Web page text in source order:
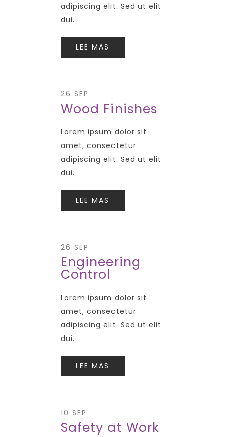
adipiscing elit. Sed ut elit
dui.
LEE MAS
26 SEP
Wood Finishes
Lorem ipsum dolor sit
amet, consectetur
adipiscing elit. Sed ut elit
dui.
LEE MAS
26 SEP
Engineering
Control
Lorem ipsum dolor sit
amet, consectetur
adipiscing elit. Sed ut elit
dui.
LEE MAS
10 SEP
Safety at Work